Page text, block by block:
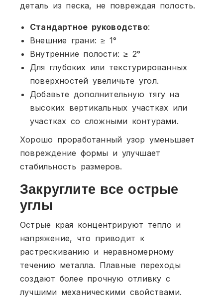
деталь из песка, не повреждая полость.
Стандартное руководство:
Внешние грани: ≥ 1°
Внутренние полости: ≥ 2°
Для глубоких или текстурированных
поверхностей увеличьте угол.
Добавьте дополнительную тягу на
высоких вертикальных участках или
участках со сложными контурами.
Хорошо проработанный узор уменьшает
повреждение формы и улучшает
стабильность размеров.
Закруглите все острые
углы
Острые края концентрируют тепло и
напряжение, что приводит к
растрескиванию и неравномерному
течению металла. Плавные переходы
создают более прочную отливку с
лучшими механическими свойствами.